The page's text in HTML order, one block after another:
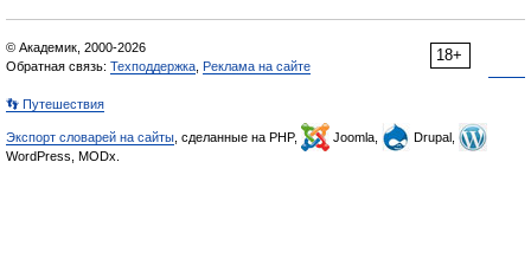
18+
© Академик, 2000-2026
Обратная связь: Техподдержка Реклама на сайте
👣 Путешествия
Экспорт словарей на сайты , сделанные на PHP, Joomla,
Drupal,
WordPress, MODx.